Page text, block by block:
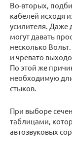
Во-вторых,
кабелей исходя
усилителя.
могут давать
несколько
и чревато
По этой же
необходимую
стыков.
При выборе
таблицами,
автозвуковых